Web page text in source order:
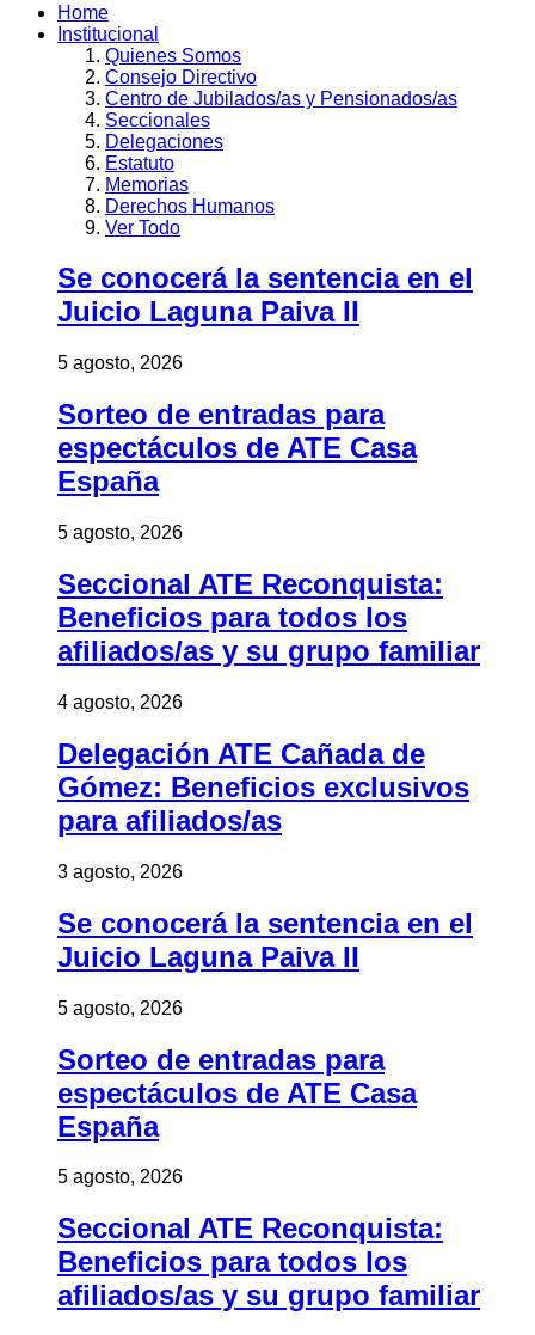
Home
Institucional
Quienes Somos
Consejo Directivo
Centro de Jubilados/as y Pensionados/as
Seccionales
Delegaciones
Estatuto
Memorias
Derechos Humanos
Ver Todo
Se conocerá la sentencia en el
Juicio Laguna Paiva II
5 agosto, 2026
Sorteo de entradas para
espectáculos de ATE Casa
España
5 agosto, 2026
Seccional ATE Reconquista:
Beneficios para todos los
afiliados/as y su grupo familiar
4 agosto, 2026
Delegación ATE Cañada de
Gómez: Beneficios exclusivos
para afiliados/as
3 agosto, 2026
Se conocerá la sentencia en el
Juicio Laguna Paiva II
5 agosto, 2026
Sorteo de entradas para
espectáculos de ATE Casa
España
5 agosto, 2026
Seccional ATE Reconquista:
Beneficios para todos los
afiliados/as y su grupo familiar